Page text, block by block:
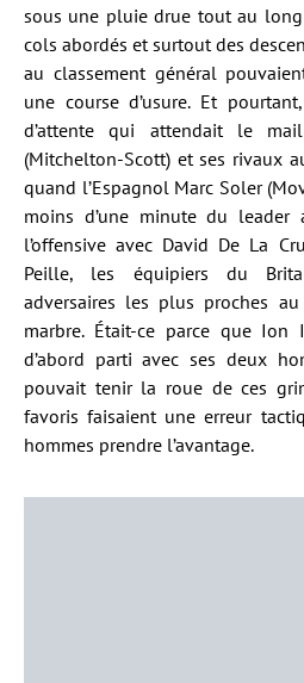
sous une pluie drue tout au
cols abordés et surtout des
au classement général
une course d’usure. Et
d’attente qui attendait le
(Mitchelton-Scott) et ses rivaux
quand l’Espagnol Marc Soler
moins d’une minute du
l’offensive avec David De La
Peille, les équipiers du
adversaires les plus proches
marbre. Était-ce parce que Ion
d’abord parti avec ses deux
pouvait tenir la roue de ces
favoris faisaient une erreur
hommes prendre l’avantage.